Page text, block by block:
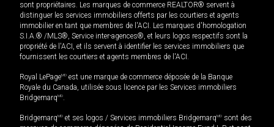
sont propriétaires. Les marques de commerce REALTOR® servent à
distinguer les services immobiliers offerts par les courtiers et agents
immobilier en tant que membres de l'ACI. Les marques d'homologation
S.I.A.® /MLS®, Service inter-agences®, et leurs logos respectifs sont la
propriété de l'ACI, et ils servent à identifier les services immobiliers que
fournissent les courtiers et agents membres de l'ACI.
Royal LePageMD est une marque de commerce déposée de la Banque
Royale du Canada, utilisée sous licence par les Services immobiliers
BridgemarqMD.
BridgemarqMD et ses logos / Services immobiliers BridgemarqMD sont des